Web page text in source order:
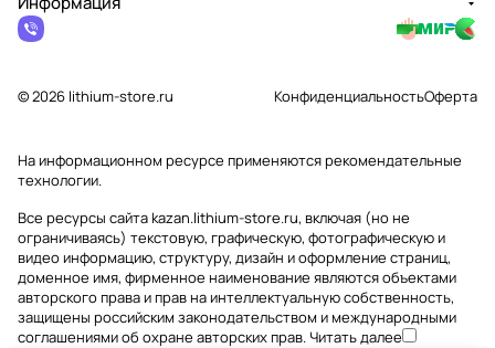
© 2026 lithium-store.ru КонфиденциальностьОферта
На информационном ресурсе применяютсярекомендательные
технологии.
Все ресурсы сайта kazan.lithium-store.ru, включая (но не
ограничиваясь) текстовую, графическую, фотографическую и
видео информацию, структуру, дизайн и оформление страниц,
доменное имя, фирменное наименование являются объектами
авторского права и прав на интеллектуальную собственность,
защищены российским законодательством и международными
соглашениями об охране авторских прав.Читать далее